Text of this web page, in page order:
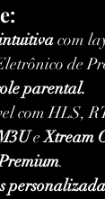
com
de
parental.
com HLS,
e Xtream
.